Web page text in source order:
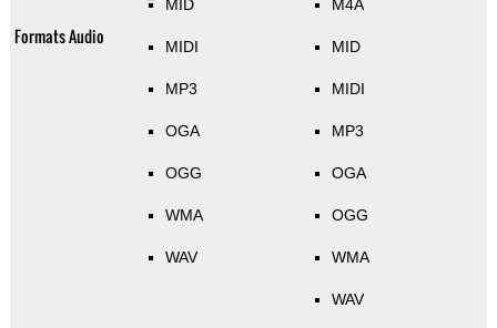
Formats Audio
MID
MIDI
MP3
OGA
OGG
WMA
WAV
M4A
MID
MIDI
MP3
OGA
OGG
WMA
WAV